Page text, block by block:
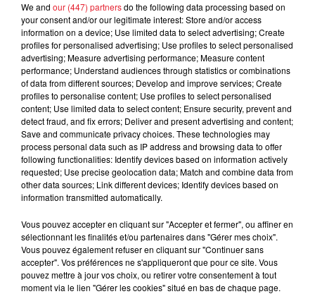
LES DERNIÈRES NEWS Voir plus
d'un homme prétendant être son fils
We and our (447) partnersdo the following data processing based on
your consent and/or our legitimate interest: Store and/or access
information on a device; Use limited data to select advertising; Create
profiles for personalised advertising; Use profiles to select personalised
advertising; Measure advertising performance; Measure content
performance; Understand audiences through statistics or combinations
of data from different sources; Develop and improve services; Create
profiles to personalise content; Use profiles to select personalised
content; Use limited data to select content; Ensure security, prevent and
detect fraud, and fix errors; Deliver and present advertising and content;
Save and communicate privacy choices. These technologies may
process personal data such as IP address and browsing data to offer
following functionalities: Identify devices based on information actively
requested; Use precise geolocation data; Match and combine data from
other data sources; Link different devices; Identify devices based on
information transmitted automatically.
Vous pouvez accepter en cliquant sur "Accepter et fermer", ou affiner en
sélectionnant les finalités et/ou partenaires dans "Gérer mes choix".
Vous pouvez également refuser en cliquant sur "Continuer sans
accepter". Vos préférences ne s'appliqueront que pour ce site. Vous
pouvez mettre à jour vos choix, ou retirer votre consentement à tout
moment via le lien "Gérer les cookies" situé en bas de chaque page.